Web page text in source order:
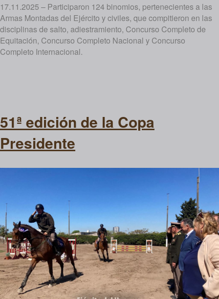
17.11.2025 – Participaron 124 binomios, pertenecientes a las
Armas Montadas del Ejército y civiles, que compitieron en las
disciplinas de salto, adiestramiento, Concurso Completo de
Equitación, Concurso Completo Nacional y Concurso
Completo Internacional.
51ª edición de la Copa
Presidente